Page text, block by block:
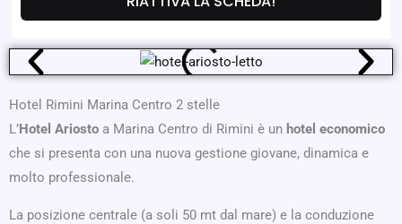
Hotel Rimini Marina Centro 2 stelle
L’Hotel Ariosto a Marina Centro di Rimini è un hotel economico
che si presenta con una nuova gestione giovane, dinamica e
molto professionale.
La posizione centrale (a soli 50 mt dal mare) e la conduzione